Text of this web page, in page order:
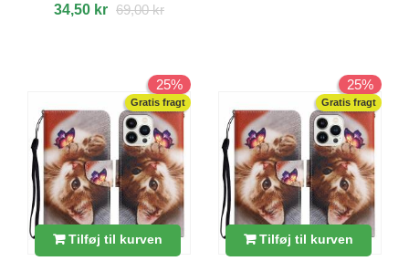
34,50 kr 69,00 kr
25%
Gratis fragt
Tilføj til kurven
25%
Gratis fragt
Tilføj til kurven